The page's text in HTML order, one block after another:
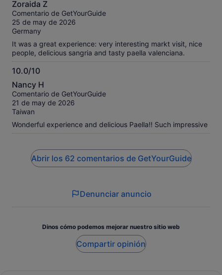
parts of the world.
sobre
10
Zoraida Z
Comentario de GetYourGuide
25 de may de 2026
Germany
It was a great experience: very interesting markt visit, nice
people, delicious sangria and tasty paella valenciana.
10.0/10
10.0
sobre
10
Nancy H
Comentario de GetYourGuide
21 de may de 2026
Taiwan
Wonderful experience and delicious Paella!! Such impressive
Abrir los 62 comentarios de GetYourGuide
Denunciar anuncio
Dinos cómo podemos mejorar nuestro sitio web
Compartir opinión